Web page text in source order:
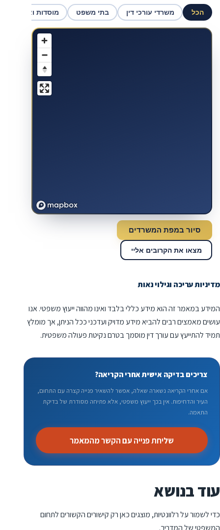
הכל משרדי עורכי דין בתי משפט מוסדות ואכיפה
סיור במפת המשרדים
מצאו את הקרובים אליי
מדיניות עריכה וגילוי נאות
המידע במאמר זה הוא מידע כללי בלבד ואינו מהווה ייעוץ משפטי. אנו
עושים מאמצים רבים להביא מידע מדויק ועדכני ככל הניתן, אך מומלץ
תמיד להתייעץ עם עורך דין מוסמך בטרם נקיטת פעולה משפטית.
צריכים בדיקה אישית אחרי הקריאה?
אם אחרי הקריאה נשארה שאלה, אפשר להשאיר פנייה קצרה עם התחום,
העיר והדחיפות. אין בכך ייעוץ משפטי, אלא פתיחה מסודרת של בדיקת
התאמה.
שליחת פנייה עם הקשר מהמאמר
עוד בנושא
כדי לשמור על רלוונטיות, מוצגים כאן רק קישורים הקשורים לתחום